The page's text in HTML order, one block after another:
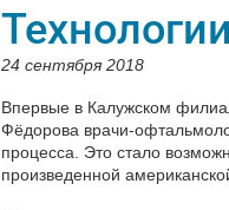
24 сентября 2018
Впервые в Калужском
Фёдорова врачи-
процесса. Это стало
произведенной